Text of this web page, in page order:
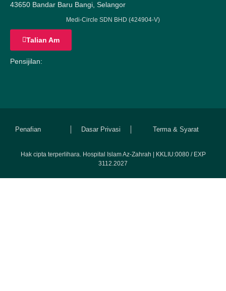
43650 Bandar Baru Bangi, Selangor
Medi-Circle SDN BHD (424904-V)
Talian Am
Pensijilan:
Penafian Dasar Privasi Terma & Syarat
Hak cipta terperlihara. Hospital Islam Az-Zahrah | KKLIU:0080 / EXP
3112.2027